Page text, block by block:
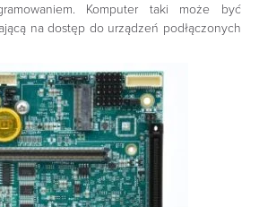
Komputer taki może być
na dostęp do urządzeń podłączonych